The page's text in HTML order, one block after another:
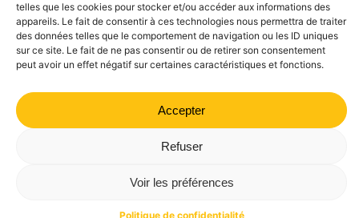
telles que les cookies pour stocker et/ou accéder aux informations des
appareils. Le fait de consentir à ces technologies nous permettra de traiter
des données telles que le comportement de navigation ou les ID uniques
sur ce site. Le fait de ne pas consentir ou de retirer son consentement
peut avoir un effet négatif sur certaines caractéristiques et fonctions.
Accepter
Refuser
Voir les préférences
Politique de confidentialité
Mairie de Valdrôme | 14 rue Haute, 26310 Valdrôme | 04 75
21 40 70
Politique de confidentialité
Mentions légales Plan du site